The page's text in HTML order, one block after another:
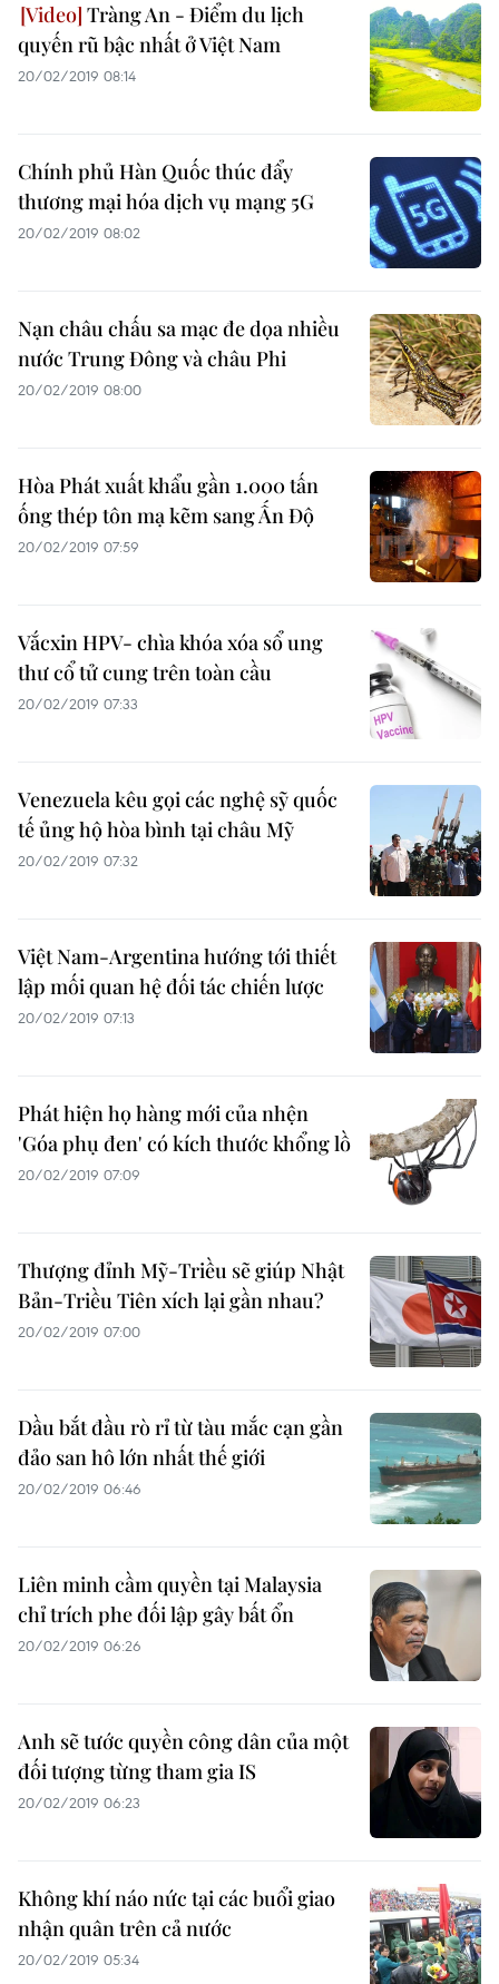
Tràng An - Điểm du lịch
quyến rũ bậc nhất ở Việt Nam
20/02/2019 08:14
Chính phủ Hàn Quốc thúc đẩy
thương mại hóa dịch vụ mạng 5G
20/02/2019 08:02
Nạn châu chấu sa mạc đe dọa nhiều
nước Trung Đông và châu Phi
20/02/2019 08:00
Hòa Phát xuất khẩu gần 1.000 tấn
ống thép tôn mạ kẽm sang Ấn Độ
20/02/2019 07:59
Vắcxin HPV- chìa khóa xóa sổ ung
thư cổ tử cung trên toàn cầu
20/02/2019 07:33
Venezuela kêu gọi các nghệ sỹ quốc
tế ủng hộ hòa bình tại châu Mỹ
20/02/2019 07:32
Việt Nam-Argentina hướng tới thiết
lập mối quan hệ đối tác chiến lược
20/02/2019 07:13
Phát hiện họ hàng mới của nhện
'Góa phụ đen' có kích thước khổng lồ
20/02/2019 07:09
Thượng đỉnh Mỹ-Triều sẽ giúp Nhật
Bản-Triều Tiên xích lại gần nhau?
20/02/2019 07:00
Dầu bắt đầu rò rỉ từ tàu mắc cạn gần
đảo san hô lớn nhất thế giới
20/02/2019 06:46
Liên minh cầm quyền tại Malaysia
chỉ trích phe đối lập gây bất ổn
20/02/2019 06:26
Anh sẽ tước quyền công dân của một
đối tượng từng tham gia IS
20/02/2019 06:23
Không khí náo nức tại các buổi giao
nhận quân trên cả nước
20/02/2019 05:34